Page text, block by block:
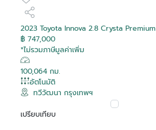
2023 Toyota Innova 2.8 Crysta Premium
฿ 747,000
*ไม่รวมภาษีมูลค่าเพิ่ม
100,064 กม.
อัตโนมัติ
ทวีวัฒนา กรุงเทพฯ
เปรียบเทียบ